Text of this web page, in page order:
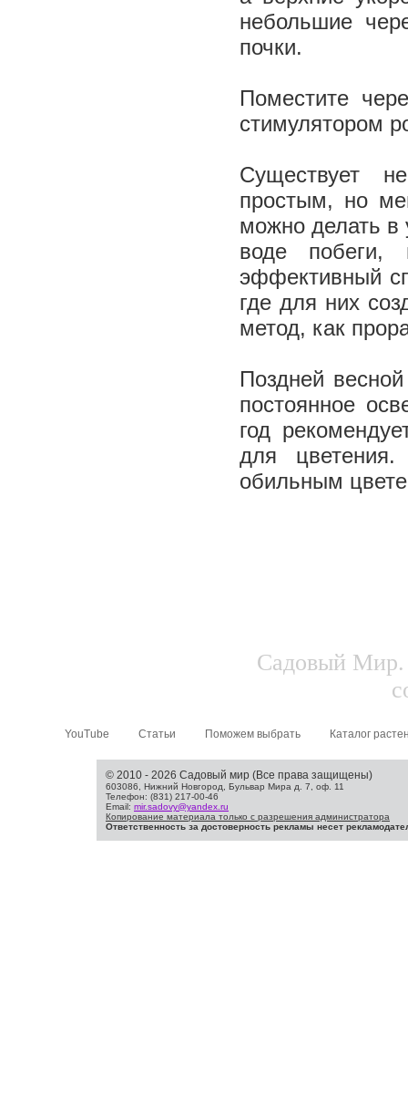
небольшие
почки.
Поместите
стимулятором
Существует
простым, но
можно делать в
воде
эффективный
где для них
метод, как
Поздней
постоянное
год
для
обильным
Садовый Мир.
YouTube Статьи Поможем выбрать Каталог
© 2010 - 2026 Садовый мир (Все права защищены)
603086, Нижний Новгород, Бульвар Мира д. 7, оф. 11
Телефон: (831) 217-00-46
Email: mir.sadovy@yandex.ru
Копирование материала только с разрешения администратора
Ответственность за достоверность рекламы несет